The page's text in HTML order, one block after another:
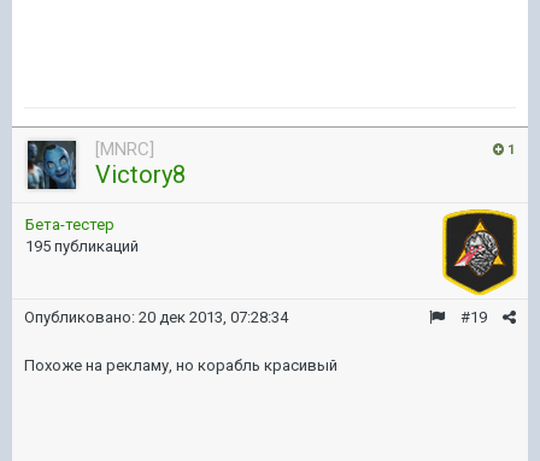
1
[MNRC]
Victory8
Бета-тестер
195 публикаций
#19
Опубликовано: 20 дек 2013, 07:28:34
Похоже на рекламу, но корабль красивый